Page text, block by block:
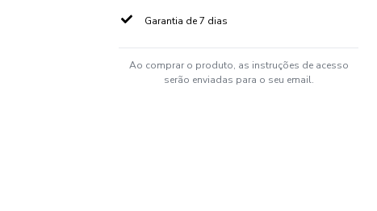
Garantia de 7 dias
Ao comprar o produto, as instruções de acesso
serão enviadas para o seu email.